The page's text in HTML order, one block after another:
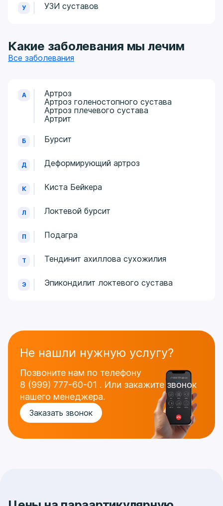
У УЗИ суставов
Какие заболевания мы лечим
Все заболевания
А
Артроз
Артроз голеностопного сустава
Артроз плечевого сустава
Артрит
Б Бурсит
Д Деформирующий артроз
К Киста Бейкера
Л Локтевой бурсит
П Подагра
Т Тендинит ахиллова сухожилия
Э Эпикондилит локтевого сустава
Заказать звонок
Не нашли нужную услугу?
Позвоните нам по телефону
8 (999) 777-60-01 . Или закажите звонок
нашего менеджера.